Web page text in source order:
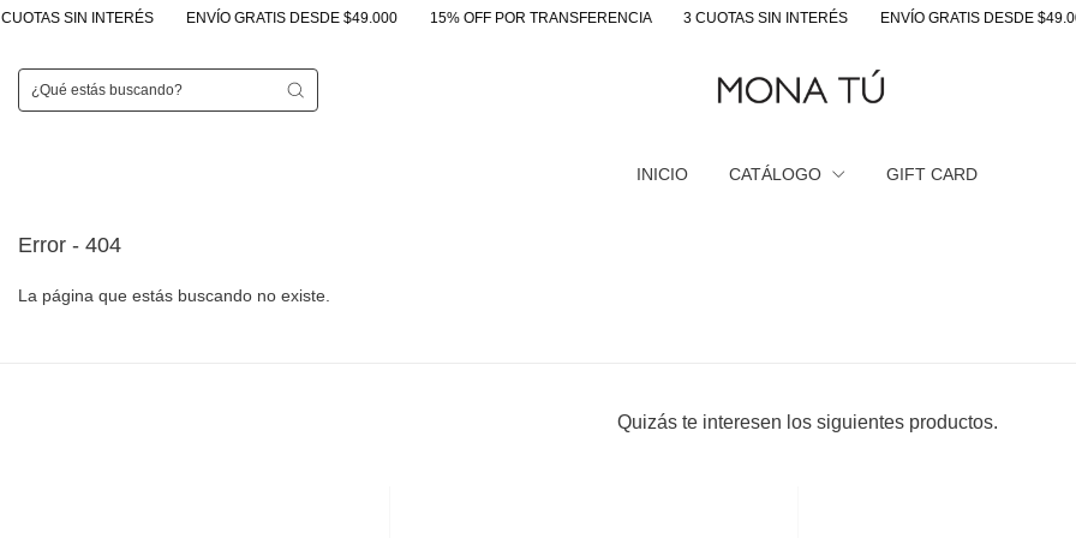
SIN INTERÉS ENVÍO GRATIS DESDE $49.000 15% OFF POR TRANSFERENCIA 3 CUOTAS SIN INTERÉS ENVÍO GRATIS DESDE $49.000
INICIO CATÁLOGO GIFT CARD
Error - 404
La página que estás buscando no existe.
Quizás te interesen los siguientes productos.